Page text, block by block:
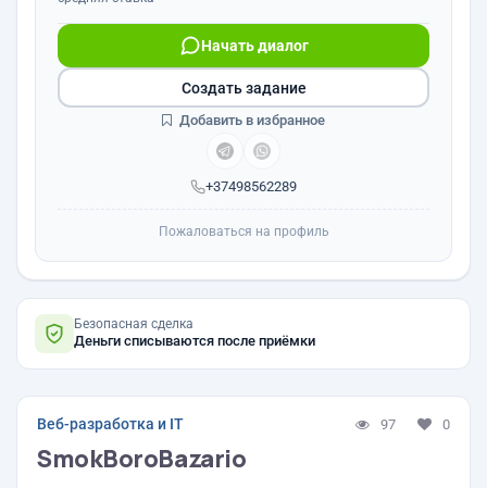
+37498562289
Начать диалог
Создать задание
Добавить в избранное
Пожаловаться на профиль
Безопасная сделка
Деньги списываются после приёмки
Веб-разработка и IT 97 0
SmokBoroBazario